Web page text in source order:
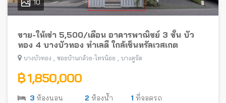
10
ขาย-ให้เช่า 5,500/เดือน อาคารพาณิชย์ 3 ชั้น บัว
ทอง 4 บางบัวทอง ทำเลดี ใกล้เซ็นทรัลเวสเกต
บางบัวทอง , ซอยบ้านกล้วย-ไทรน้อย , บางคูรัด
฿ 1,850,000
3 ห้องนอน 2 ห้องน้ำ 1 ที่จอดรถ